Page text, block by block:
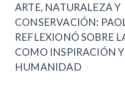
ARTE, NATURALEZA Y
CONSERVACIÓN:
REFLEXIONÓ SOBRE
COMO INSPIRACIÓN
HUMANIDAD